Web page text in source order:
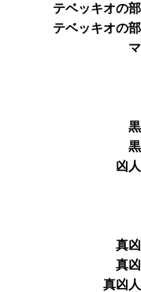
テベッキオの
テベッキオの
凶
真
真
真凶